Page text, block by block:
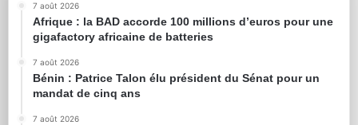
7 août 2026
Afrique : la BAD accorde 100 millions d’euros pour une
gigafactory africaine de batteries
7 août 2026
Bénin : Patrice Talon élu président du Sénat pour un
mandat de cinq ans
7 août 2026